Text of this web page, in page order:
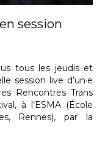
session
tous les jeudis et
session live d’un·e
Rencontres Trans
à l’ESMA (École
Rennes), par la